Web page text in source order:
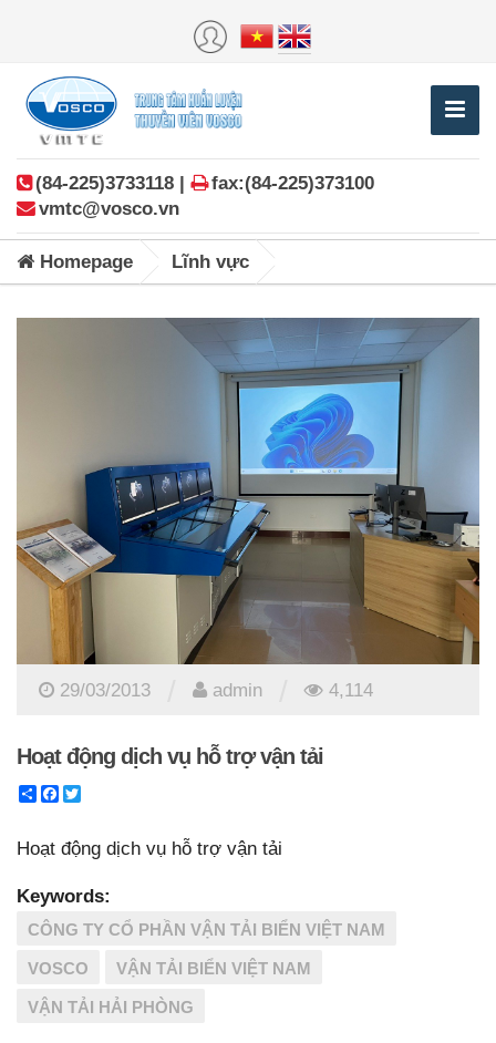
(84-225)3733118 |
fax:(84-225)373100
vmtc@vosco.vn
Homepage Lĩnh vực
29/03/2013 admin 4,114
Hoạt động dịch vụ hỗ trợ vận tải
ShareFacebook
Hoạt động dịch vụ hỗ trợ vận tải
Keywords:
CÔNG TY CỔ PHẦN VẬN TẢI BIỂN VIỆT NAM
VOSCO VẬN TẢI BIỂN VIỆT NAM
VẬN TẢI HẢI PHÒNG